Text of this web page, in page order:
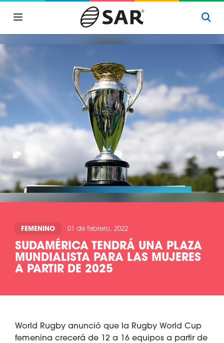
FEMENINO 01 de febrero, 2022
SUDAMÉRICA TENDRÁ UNA PLAZA
MUNDIALISTA PARA LAS MUJERES
A PARTIR DE 2025
World Rugby anunció que la Rugby World Cup
femenina crecerá de 12 a 16 equipos a partir de